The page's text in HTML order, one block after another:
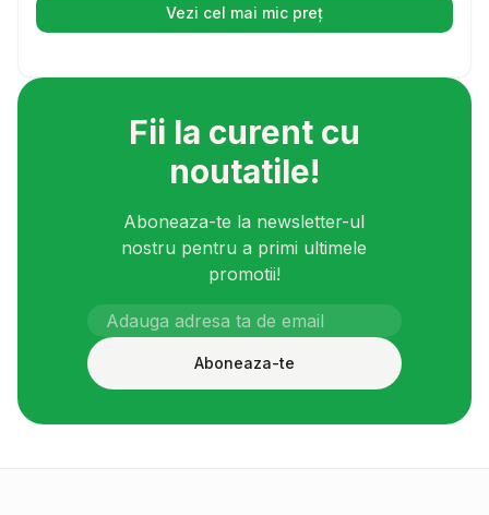
Vezi cel mai mic preț(se deschide într-o filă nouă)
Fii la curent cu
noutatile!
Aboneaza-te la newsletter-ul
nostru pentru a primi ultimele
promotii!
Aboneaza-te